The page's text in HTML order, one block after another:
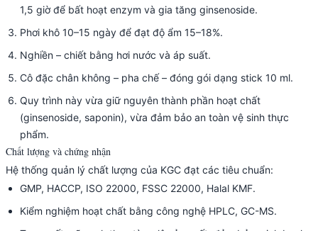
1,5 giờ để bất hoạt enzym và gia tăng ginsenoside.
Phơi khô 10–15 ngày để đạt độ ẩm 15–18%.
Nghiền – chiết bằng hơi nước và áp suất.
Cô đặc chân không – pha chế – đóng gói dạng stick 10 ml.
Quy trình này vừa giữ nguyên thành phần hoạt chất
(ginsenoside, saponin), vừa đảm bảo an toàn vệ sinh thực
phẩm.
Chất lượng và chứng nhận
Hệ thống quản lý chất lượng của KGC đạt các tiêu chuẩn:
GMP, HACCP, ISO 22000, FSSC 22000, Halal KMF.
Kiểm nghiệm hoạt chất bằng công nghệ HPLC, GC-MS.